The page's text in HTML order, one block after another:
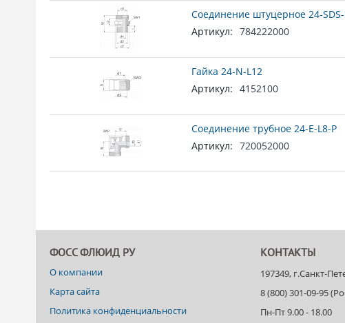
Соединение штуцерное 24-SDS-
Артикул: 784222000
Гайка 24-N-L12
Артикул: 4152100
Соединение трубное 24-E-L8-P
Артикул: 720052000
ФОСС ФЛЮИД РУ
О компании
Карта сайта
Политика конфиденциальности
КОНТАКТЫ
197349, г.Санкт-
8 (800) 301-09-95
Пн-Пт 9.00 - 18.00